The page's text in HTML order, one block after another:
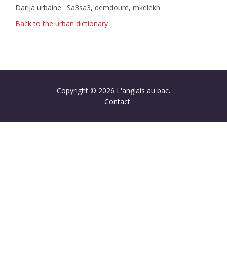
Darija urbaine : Sa3sa3, demdoum, mkelekh
Back to the urban dictionary
Copyright © 2026 L'anglais au bac.
Contact